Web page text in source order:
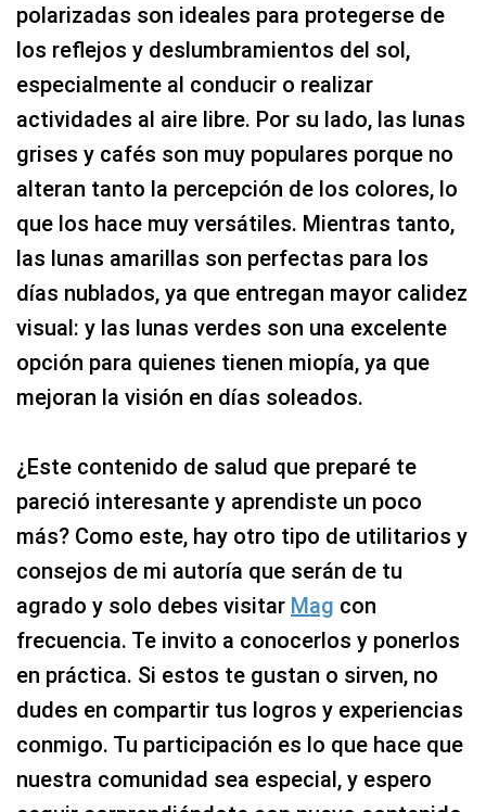
polarizadas son ideales para protegerse de
los reflejos y deslumbramientos del sol,
especialmente al conducir o realizar
actividades al aire libre. Por su lado, las lunas
grises y cafés son muy populares porque no
alteran tanto la percepción de los colores, lo
que los hace muy versátiles. Mientras tanto,
las lunas amarillas son perfectas para los
días nublados, ya que entregan mayor calidez
visual: y las lunas verdes son una excelente
opción para quienes tienen miopía, ya que
mejoran la visión en días soleados.
¿Este contenido de salud que preparé te
pareció interesante y aprendiste un poco
más? Como este, hay otro tipo de utilitarios y
consejos de mi autoría que serán de tu
agrado y solo debes visitar Mag con
frecuencia. Te invito a conocerlos y ponerlos
en práctica. Si estos te gustan o sirven, no
dudes en compartir tus logros y experiencias
conmigo. Tu participación es lo que hace que
nuestra comunidad sea especial, y espero